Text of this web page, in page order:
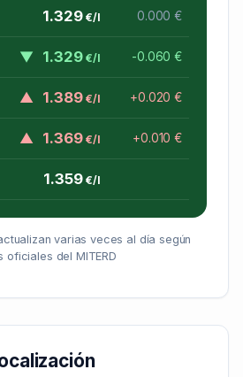
1.329€/l 0.000 €
▼ 1.329€/l -0.060 €
▲ 1.389€/l +0.020 €
▲ 1.369€/l +0.010 €
1.359€/l
varias veces al día según
oficiales del MITERD